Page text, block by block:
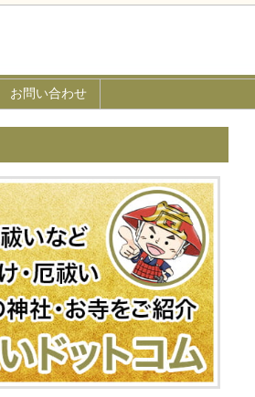
お問い合わせ